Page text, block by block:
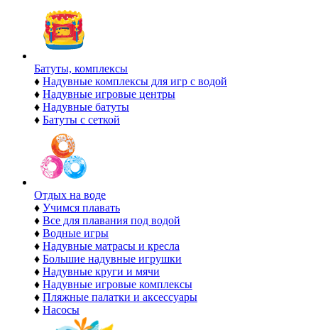
Батуты, комплексы
♦ Надувные комплексы для игр с водой
♦ Надувные игровые центры
♦ Надувные батуты
♦ Батуты с сеткой
Отдых на воде
♦ Учимся плавать
♦ Все для плавания под водой
♦ Водные игры
♦ Надувные матрасы и кресла
♦ Большие надувные игрушки
♦ Надувные круги и мячи
♦ Надувные игровые комплексы
♦ Пляжные палатки и аксессуары
♦ Насосы